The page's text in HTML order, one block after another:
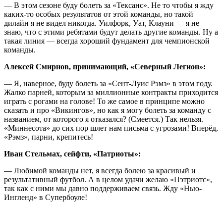
— В этом сезоне буду болеть за «Тексанс». Не то чтобы я жду
каких-то особых результатов от этой команды, но такой
дилайн я не видел никогда. Уилфорк, Уат, Клауни — я не
знаю, что с этими ребятами будут делать другие команды. Ну а
такая линия — всегда хороший фундамент для чемпионской
команды.
Алексей Смирнов, принимающий, «Северный Легион»:
— Я, наверное, буду болеть за «Сент-Луис Рэмз» в этом году.
Жалко парней, которым за миллионные контракты приходится
играть с рогами на голове! То же самое в принципе можно
сказать и про «Викингов», но как я могу болеть за команду с
названием, от которого я отказался? (Смеется.) Так нельзя.
«Миннесота» до сих пор шлет нам письма с угрозами! Вперёд,
«Рэмз», парни, крепитесь!
Иван Стельмах, сейфти, «Патриоты»:
— Любимой команды нет, я всегда болею за красивый и
результативный футбол. А в целом удачи желаю «Пэтриотс»,
так как с ними мы давно поддерживаем связь. Жду «Нью-
Ингленд» в Супербоуле!